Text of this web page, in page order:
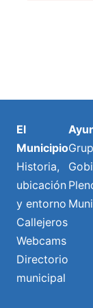
El
Municipio
Historia,
ubicación
y entorno
Callejeros
Webcams
Directorio
municipal